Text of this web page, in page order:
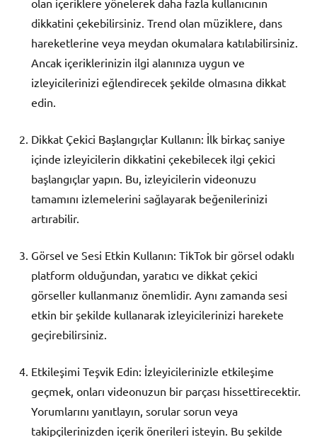
olan içeriklere yönelerek daha fazla kullanıcının
dikkatini çekebilirsiniz. Trend olan müziklere, dans
hareketlerine veya meydan okumalara katılabilirsiniz.
Ancak içeriklerinizin ilgi alanınıza uygun ve
izleyicilerinizi eğlendirecek şekilde olmasına dikkat
edin.
Dikkat Çekici Başlangıçlar Kullanın: İlk birkaç saniye
içinde izleyicilerin dikkatini çekebilecek ilgi çekici
başlangıçlar yapın. Bu, izleyicilerin videonuzu
tamamını izlemelerini sağlayarak beğenilerinizi
artırabilir.
Görsel ve Sesi Etkin Kullanın: TikTok bir görsel odaklı
platform olduğundan, yaratıcı ve dikkat çekici
görseller kullanmanız önemlidir. Aynı zamanda sesi
etkin bir şekilde kullanarak izleyicilerinizi harekete
geçirebilirsiniz.
Etkileşimi Teşvik Edin: İzleyicilerinizle etkileşime
geçmek, onları videonuzun bir parçası hissettirecektir.
Yorumlarını yanıtlayın, sorular sorun veya
takipçilerinizden içerik önerileri isteyin. Bu şekilde